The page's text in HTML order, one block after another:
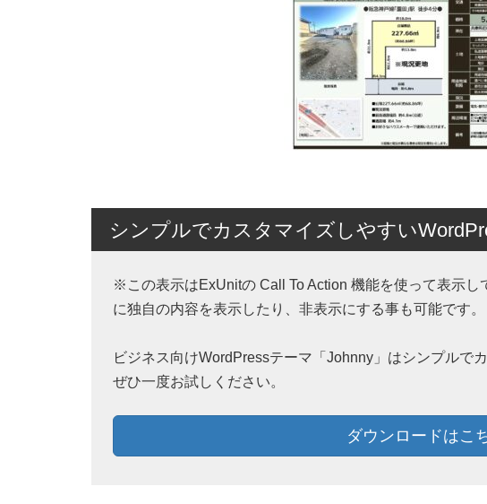
シンプルでカスタマイズしやすい
※この表示はExUnitの Call To Action 機能を使って表示し
に独自の内容を表示したり、非表示にする事も可能です。
ビジネス向けWordPressテーマ「Johnny」はシンプルで
ぜひ一度お試しください。
ダウンロードはこ